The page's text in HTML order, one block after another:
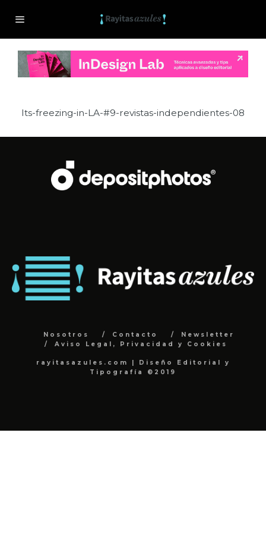
Its-freezing-in-LA-#9-revistas-independientes-08
Nosotros Contacto
Newsletter
Aviso Legal, Privacidad y Cookies
rayitasazules.com | Diseño Editorial y
Tipografía ©2019